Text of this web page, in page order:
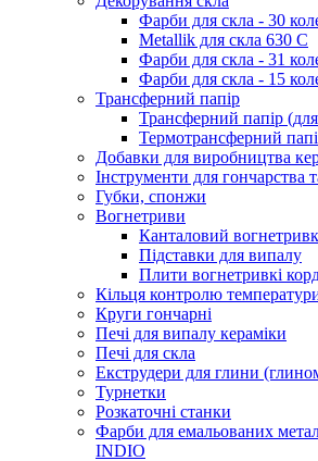
Фарби для скла - 30
Metallik для скла 630 С
Фарби для скла - 31
Фарби для скла - 15
Трансферний папір
Трансферний папір (для
Термотрансферний
Добавки для виробництва
Інструменти для гончарства
Губки, спонжи
Вогнетриви
Канталовий
Підставки для випалу
Плити вогнетривкі
Кільця контролю
Круги гончарні
Печі для випалу кераміки
Печі для скла
Екструдери для глини
Турнетки
Розкаточні станки
Фарби для емальованих
INDIO